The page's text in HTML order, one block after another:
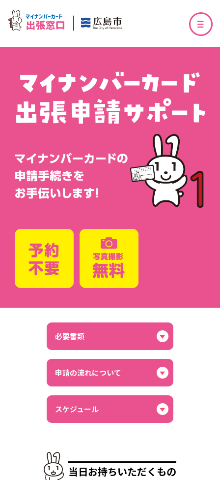
出張申請サポート
訪問型出張申請受付
（カードをはじめて作る方）
訪問型出張申請受付
（カードを更新される方）
マイナンバーカードの安全性
必要書類
申請の流れについて
スケジュール
当日お持ちいただくもの